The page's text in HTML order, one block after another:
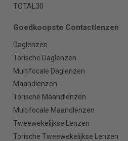
TOTAL30
Goedkoopste Contactlenzen
Daglenzen
Torische Daglenzen
Multifocale Daglenzen
Maandlenzen
Torische Maandlenzen
Multifocale Maandlenzen
Tweewekelijkse Lenzen
Torische Tweewekelijkse Lenzen